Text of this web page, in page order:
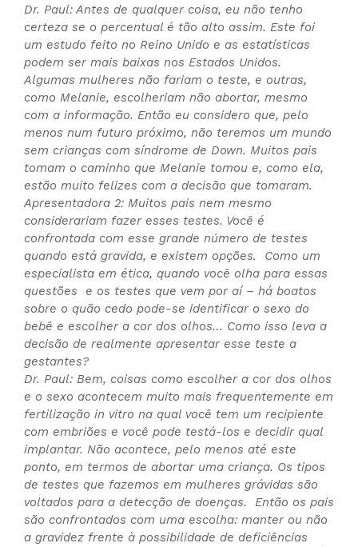
Dr. Paul: Antes de qualquer coisa, eu não tenho
certeza se o percentual é tão alto assim. Este foi
um estudo feito no Reino Unido e as estatísticas
podem ser mais baixas nos Estados Unidos.
Algumas mulheres não fariam o teste, e outras,
como Melanie, escolheriam não abortar, mesmo
com a informação. Então eu considero que, pelo
menos num futuro próximo, não teremos um mundo
sem crianças com síndrome de Down. Muitos pais
tomam o caminho que Melanie tomou e, como ela,
estão muito felizes com a decisão que tomaram.
Apresentadora 2: Muitos pais nem mesmo
considerariam fazer esses testes. Você é
confrontada com esse grande número de testes
quando está gravida, e existem opções. Como um
especialista em ética, quando você olha para essas
questões e os testes que vem por aí – há boatos
sobre o quão cedo pode-se identificar o sexo do
bebê e escolher a cor dos olhos… Como isso leva a
decisão de realmente apresentar esse teste a
gestantes?
Dr. Paul: Bem, coisas como escolher a cor dos olhos
e o sexo acontecem muito mais frequentemente em
fertilização in vitro na qual você tem um recipiente
com embriões e você pode testá-los e decidir qual
implantar. Não acontece, pelo menos até este
ponto, em termos de abortar uma criança. Os tipos
de testes que fazemos em mulheres grávidas são
voltados para a detecção de doenças. Então os pais
são confrontados com uma escolha: manter ou não
a gravidez frente à possibilidade de deficiências